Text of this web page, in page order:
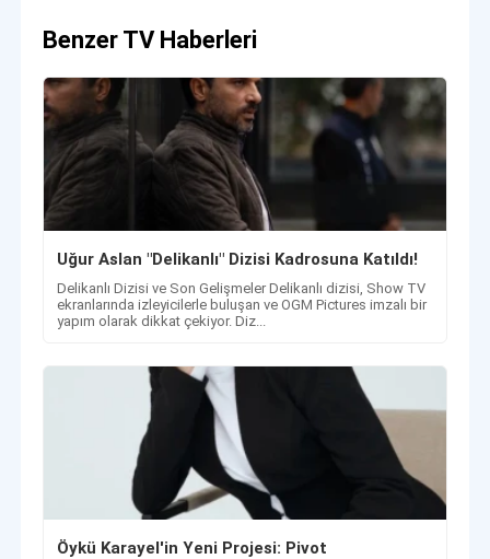
Benzer TV Haberleri
Uğur Aslan "Delikanlı" Dizisi Kadrosuna Katıldı!
Delikanlı Dizisi ve Son Gelişmeler Delikanlı dizisi, Show TV
ekranlarında izleyicilerle buluşan ve OGM Pictures imzalı bir
yapım olarak dikkat çekiyor. Diz...
Öykü Karayel'in Yeni Projesi: Pivot